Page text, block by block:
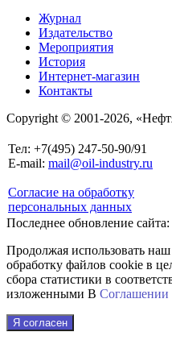
Журнал
Издательство
Мероприятия
История
Интернет-магазин
Контакты
Copyright © 2001-2026,
Тел: +7(495) 247-50-90/91
E-mail: mail@oil-industry.ru
Согласие на обработку
персональных данных
Последнее обновление
Продолжая использовать наш
обработку файлов cookie в
сбора статистики в
изложенными В Соглашении
Я согласен